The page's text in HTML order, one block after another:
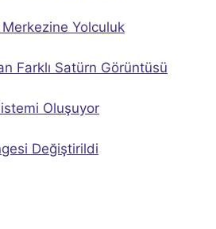
Yolculuk
Farklı Satürn Görüntüsü
Oluşuyor
Değiştirildi